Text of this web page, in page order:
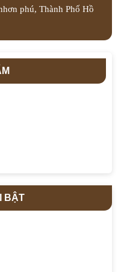
phú, Thành Phố Hồ
BẬT